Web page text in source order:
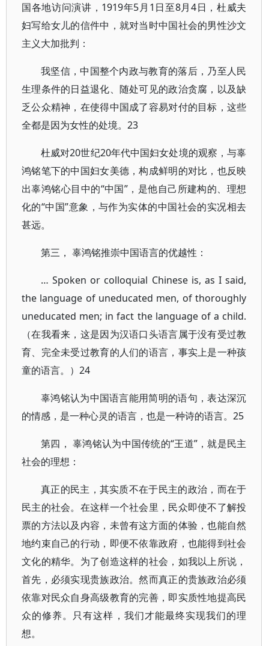
国各地访问演讲，1919年5月1日至8月4日，杜威夫
妇写给女儿的信件中，就对当时中国社会的男性沙文
主义大加批判：
我坚信，中国整个内政与教育的落后，乃至人民
生理条件的日益退化、随处可见的政治贪腐，以及缺
乏公众精神，在使得中国成了容易对付的目标，这些
全都是因为女性的处境。23
杜威对20世纪20年代中国妇女处境的观察，与辜
鸿铭笔下的中国妇女美德，构成鲜明的对比，也反映
出辜鸿铭心目中的“中国”，是他自己所建构的、理想
化的“中国”意象，与作为实体的中国社会的实况相去
甚远。
第三， 辜鸿铭推崇中国语言的优越性：
… Spoken or colloquial Chinese is, as I said,
the language of uneducated men, of thoroughly
uneducated men; in fact the language of a child.
（在我看来，这是因为汉语口头语言属于没有受过教
育、完全未受过教育的人们的语言，事实上是一种孩
童的语言。）24
辜鸿铭认为中国语言能用简明的语句，表达深沉
的情感，是一种心灵的语言，也是一种诗的语言。25
第四， 辜鸿铭认为中国传统的“王道”，就是民主
社会的理想：
真正的民主，其实质不在于民主的政治，而在于
民主的社会。在这样一个社会里，民众即使不了解投
票的方法以及内容，未曾有这方面的体验，也能自然
地约束自己的行动，即便不依靠政府，也能得到社会
文化的精华。为了创造这样的社会，如我以上所说，
首先，必须实现贵族政治。然而真正的贵族政治必须
依靠对民众自身高级教育的完善，即实质性地提高民
众的修养。只有这样，我们才能最终实现我们的理
想。